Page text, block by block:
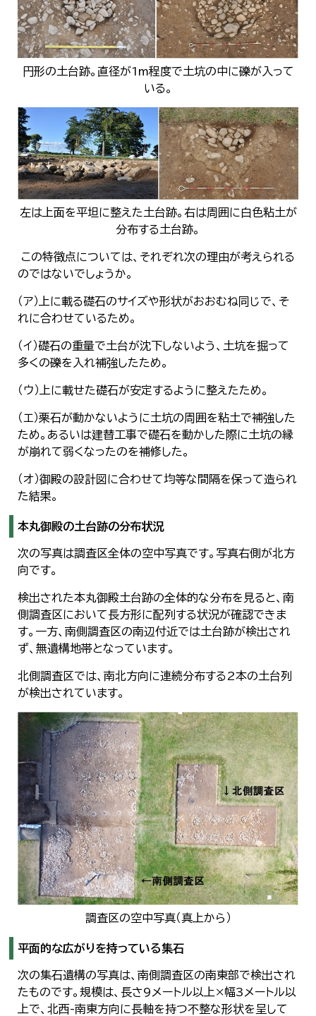
円形の土台跡。直径が1m程度で土坑の中に礫が入って
いる。
左は上面を平坦に整えた土台跡。右は周囲に白色粘土が
分布する土台跡。
この特徴点については、それぞれ次の理由が考えられる
のではないでしょうか。
（ア）上に載る礎石のサイズや形状がおおむね同じで、そ
れに合わせているため。
（イ）礎石の重量で土台が沈下しないよう、土坑を掘って
多くの礫を入れ補強したため。
（ウ）上に載せた礎石が安定するように整えたため。
（エ）栗石が動かないように土坑の周囲を粘土で補強した
ため。あるいは建替工事で礎石を動かした際に土坑の縁
が崩れて弱くなったのを補修した。
（オ）御殿の設計図に合わせて均等な間隔を保って造られ
た結果。
本丸御殿の土台跡の分布状況
次の写真は調査区全体の空中写真です。写真右側が北方
向です。
検出された本丸御殿土台跡の全体的な分布を見ると、南
側調査区において長方形に配列する状況が確認できま
す。一方、南側調査区の南辺付近では土台跡が検出され
ず、無遺構地帯となっています。
北側調査区では、南北方向に連続分布する2本の土台列
が検出されています。
調査区の空中写真（真上から）
平面的な広がりを持っている集石
次の集石遺構の写真は、南側調査区の南東部で検出され
たものです。規模は、長さ9メートル以上×幅3メートル以
上で、北西-南東方向に長軸を持つ不整な形状を呈して